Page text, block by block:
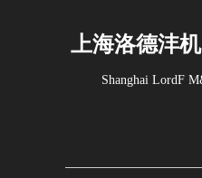
上海洛德沣
Shanghai LordF